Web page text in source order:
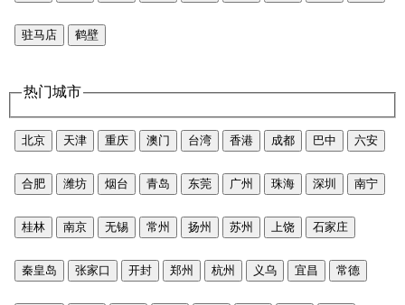
驻马店 鹤壁
热门城市
北京 天津 重庆 澳门 台湾 香港 成都 巴中 六安
合肥 潍坊 烟台 青岛 东莞 广州 珠海 深圳 南宁
桂林 南京 无锡 常州 扬州 苏州 上饶 石家庄
秦皇岛 张家口 开封 郑州 杭州 义乌 宜昌 常德